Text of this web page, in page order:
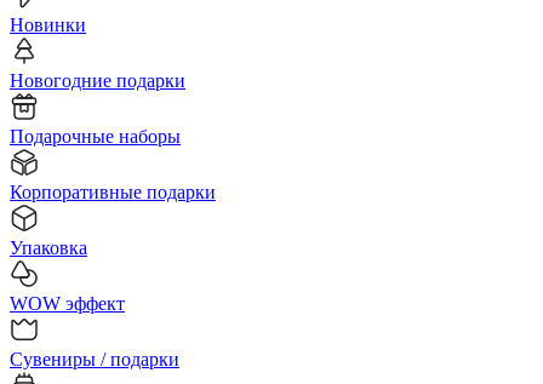
Новинки
Новогодние подарки
Подарочные наборы
Корпоративные подарки
Упаковка
WOW эффект
Сувениры / подарки